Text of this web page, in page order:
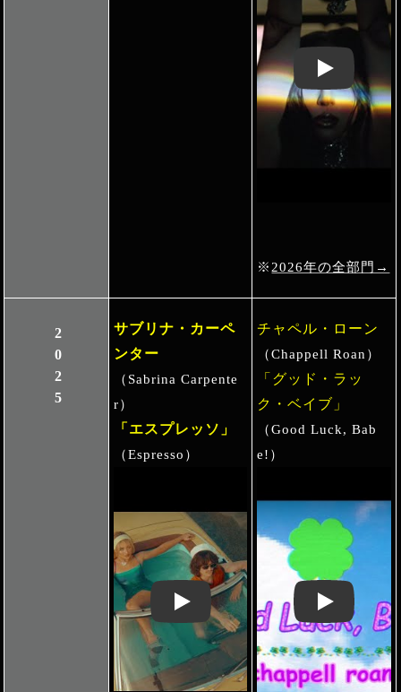
Play: Keynote
※ 2026年の全部門→
2025
サブリナ・カーペ
ンター
（Sabrina Carpente
r）
「エスプレッソ」
（Espresso）
Play: Keynote (Google I/O '18)
チャペル・ローン
（Chappell Roan）
「グッド・ラッ
ク・ベイブ」
（Good Luck, Bab
e!）
Play: Keynote